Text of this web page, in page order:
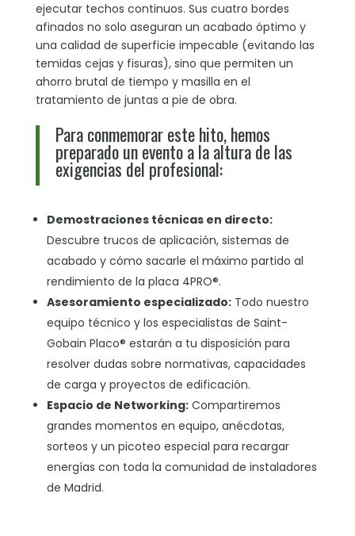
ejecutar techos continuos. Sus cuatro bordes
afinados no solo aseguran un acabado óptimo y
una calidad de superficie impecable (evitando las
temidas cejas y fisuras), sino que permiten un
ahorro brutal de tiempo y masilla en el
tratamiento de juntas a pie de obra.
Para conmemorar este hito, hemos
preparado un evento a la altura de las
exigencias del profesional:
Demostraciones técnicas en directo:
Descubre trucos de aplicación, sistemas de
acabado y cómo sacarle el máximo partido al
rendimiento de la placa 4PRO®.
Asesoramiento especializado:Todo nuestro
equipo técnico y los especialistas de Saint-
Gobain Placo® estarán a tu disposición para
resolver dudas sobre normativas, capacidades
de carga y proyectos de edificación.
Espacio de Networking:Compartiremos
grandes momentos en equipo, anécdotas,
sorteos y un picoteo especial para recargar
energías con toda la comunidad de instaladores
de Madrid.